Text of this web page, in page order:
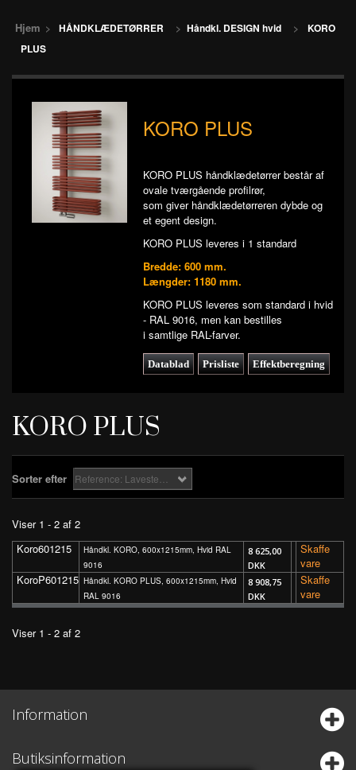
Hjem > HÅNDKLÆDETØRRER > Håndkl. DESIGN hvid >
KORO
PLUS
KORO PLUS
KORO PLUS håndklædetørrer består af
ovale tværgående profilrør,
som giver håndklædetørreren dybde og
et egent design.
KORO PLUS leveres i 1 standard
Bredde: 600 mm.
Længder: 1180 mm.
KORO PLUS leveres som standard i hvid
- RAL 9016, men kan bestilles
i samtlige RAL-farver.
Datablad Prisliste Effektberegning
KORO PLUS
Sorter efter
Viser 1 - 2 af 2
Koro601215
Håndkl. KORO, 600x1215mm, Hvid RAL
9016
8 625,00
DKK
Skaffe
vare
KoroP601215 Håndkl. KORO PLUS, 600x1215mm, Hvid
RAL 9016
8 908,75
DKK
Skaffe
vare
Viser 1 - 2 af 2
Information
Butiksinformation